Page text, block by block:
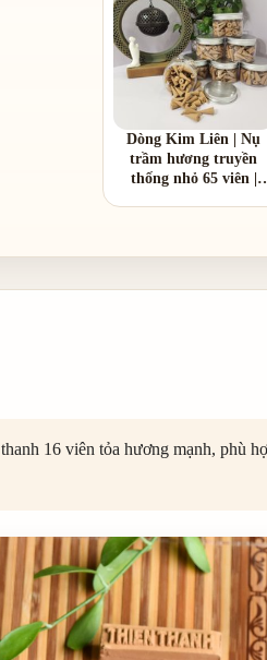
Dòng Kim Liên | Nụ
trầm hương truyền
thống nhỏ 65 viên |
16 viên tỏa hương mạnh, phù